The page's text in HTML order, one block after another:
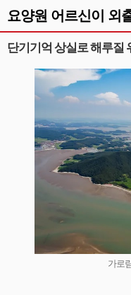
요양원 어르신이 외
단기기억 상실로 해루질
가로